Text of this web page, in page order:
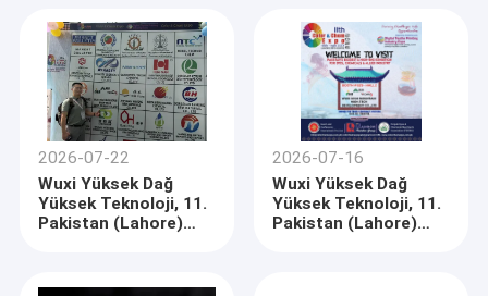
Ulaşıyor
2026-07-22
Wuxi Yüksek Dağ
Yüksek Teknoloji, 11.
Pakistan (Lahore)
2026-07-16
Wuxi Yüksek Dağ
Yüksek Teknoloji, 11.
Pakistan (Lahore)